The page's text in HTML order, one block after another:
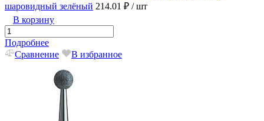
шаровидный зелёный 214.01 ₽ / шт
В корзину
Подробнее
Сравнение
В избранное